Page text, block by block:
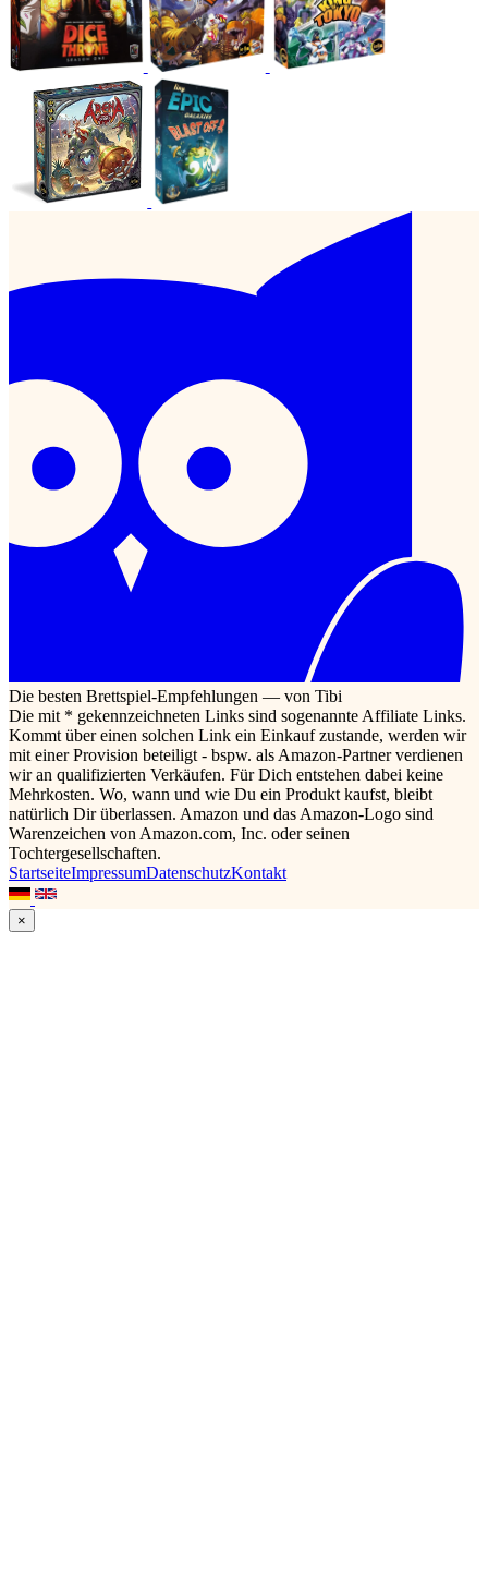
Die besten Brettspiel-Empfehlungen — von Tibi
Die mit * gekennzeichneten Links sind sogenannte Affiliate Links.
Kommt über einen solchen Link ein Einkauf zustande, werden wir
mit einer Provision beteiligt - bspw. als Amazon-Partner verdienen
wir an qualifizierten Verkäufen. Für Dich entstehen dabei keine
Mehrkosten. Wo, wann und wie Du ein Produkt kaufst, bleibt
natürlich Dir überlassen. Amazon und das Amazon-Logo sind
Warenzeichen von Amazon.com, Inc. oder seinen
Tochtergesellschaften.
StartseiteImpressumDatenschutzKontakt
×